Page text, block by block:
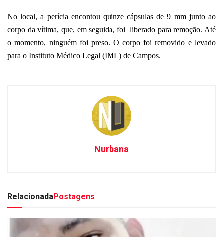
No local, a perícia encontou quinze cápsulas de 9 mm junto ao
corpo da vítima, que, em seguida, foi liberado para remoção. Até
o momento, ninguém foi preso. O corpo foi removido e levado
para o Instituto Médico Legal (IML) de Campos.
Nurbana
RelacionadaPostagens